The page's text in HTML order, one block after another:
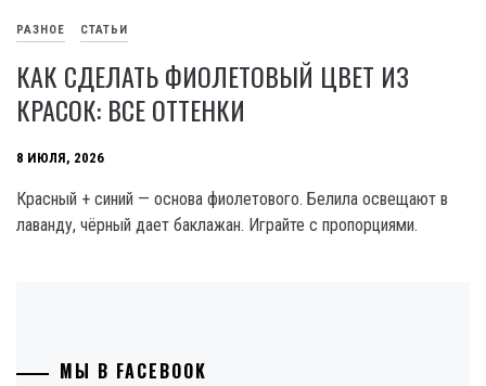
РАЗНОЕ СТАТЬИ
КАК СДЕЛАТЬ ФИОЛЕТОВЫЙ ЦВЕТ ИЗ
КРАСОК: ВСЕ ОТТЕНКИ
8 ИЮЛЯ, 2026
Красный + синий — основа фиолетового. Белила освещают в
лаванду, чёрный дает баклажан. Играйте с пропорциями.
МЫ В FACEBOOK